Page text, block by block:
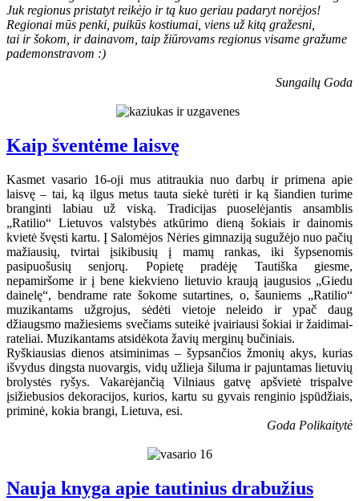
Juk regionus pristatyt reikėjo ir tą kuo geriau padaryt norėjos!
Regionai mūs penki, puikūs kostiumai, viens už kitą gražesni,
tai ir šokom, ir dainavom, taip žiūrovams regionus visame gražume
pademonstravom :)
Sungailų Goda
Kaip šventėme laisvę
Kasmet vasario 16-oji mus atitraukia nuo darbų ir primena apie
laisvę – tai, ką ilgus metus tauta siekė turėti ir ką šiandien turime
branginti labiau už viską. Tradicijas puoselėjantis ansamblis
„Ratilio“ Lietuvos valstybės atkūrimo dieną šokiais ir dainomis
kvietė švęsti kartu. Į Salomėjos Nėries gimnaziją sugužėjo nuo pačių
mažiausių, tvirtai įsikibusių į mamų rankas, iki šypsenomis
pasipuošusių senjorų. Popietę pradėję Tautiška giesme,
nepamiršome ir į bene kiekvieno lietuvio kraują įaugusios „Giedu
dainelę“, bendrame rate šokome sutartines, o, šauniems „Ratilio“
muzikantams užgrojus, sėdėti vietoje neleido ir ypač daug
džiaugsmo mažiesiems svečiams suteikė įvairiausi šokiai ir žaidimai-
rateliai. Muzikantams atsidėkota žavių merginų bučiniais.
Ryškiausias dienos atsiminimas – šypsančios žmonių akys, kurias
išvydus dingsta nuovargis, vidų užlieja šiluma ir pajuntamas lietuvių
brolystės ryšys. Vakarėjančią Vilniaus gatvę apšvietė trispalve
įsižiebusios dekoracijos, kurios, kartu su gyvais renginio įspūdžiais,
priminė, kokia brangi, Lietuva, esi.
Goda Polikaitytė
Nauja knyga apie tautinius drabužius